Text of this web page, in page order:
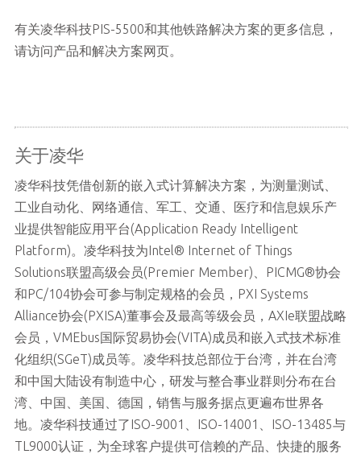
有关凌华科技PIS-5500和其他铁路解决方案的更多信息，
请访问产品和解决方案网页。
关于凌华
凌华科技凭借创新的嵌入式计算解决方案，为测量测试、
工业自动化、网络通信、军工、交通、医疗和信息娱乐产
业提供智能应用平台(Application Ready Intelligent
Platform)。凌华科技为Intel® Internet of Things
Solutions联盟高级会员(Premier Member)、PICMG®协会
和PC/104协会可参与制定规格的会员，PXI Systems
Alliance协会(PXISA)董事会及最高等级会员，AXIe联盟战略
会员，VMEbus国际贸易协会(VITA)成员和嵌入式技术标准
化组织(SGeT)成员等。凌华科技总部位于台湾，并在台湾
和中国大陆设有制造中心，研发与整合事业群则分布在台
湾、中国、美国、德国，销售与服务据点更遍布世界各
地。凌华科技通过了ISO-9001、ISO-14001、ISO-13485与
TL9000认证，为全球客户提供可信赖的产品、快捷的服务